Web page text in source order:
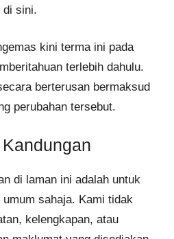
di sini.
kini terma ini pada
terlebih dahulu.
berterusan bermaksud
perubahan tersebut.
di laman ini adalah untuk
sahaja. Kami tidak
kelengkapan, atau